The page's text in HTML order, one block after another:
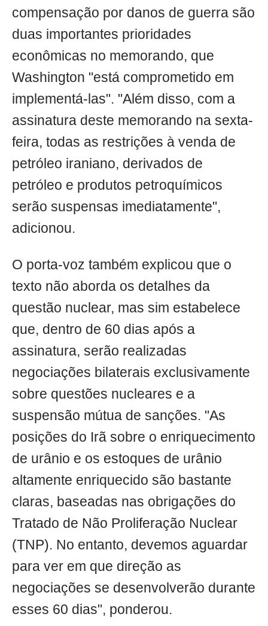
compensação por danos de guerra são
duas importantes prioridades
econômicas no memorando, que
Washington "está comprometido em
implementá-las". "Além disso, com a
assinatura deste memorando na sexta-
feira, todas as restrições à venda de
petróleo iraniano, derivados de
petróleo e produtos petroquímicos
serão suspensas imediatamente",
adicionou.
O porta-voz também explicou que o
texto não aborda os detalhes da
questão nuclear, mas sim estabelece
que, dentro de 60 dias após a
assinatura, serão realizadas
negociações bilaterais exclusivamente
sobre questões nucleares e a
suspensão mútua de sanções. "As
posições do Irã sobre o enriquecimento
de urânio e os estoques de urânio
altamente enriquecido são bastante
claras, baseadas nas obrigações do
Tratado de Não Proliferação Nuclear
(TNP). No entanto, devemos aguardar
para ver em que direção as
negociações se desenvolverão durante
esses 60 dias", ponderou.